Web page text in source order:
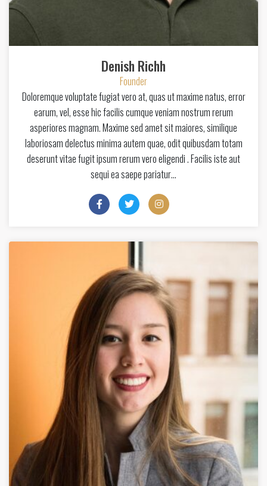
Denish Richh
Founder
Doloremque voluptate fugiat vero at, quas ut maxime natus, error
earum, vel, esse hic facilis cumque veniam nostrum rerum
asperiores magnam. Maxime sed amet sit maiores, similique
laboriosam delectus minima autem quae, odit quibusdam totam
deserunt vitae fugit ipsum rerum vero eligendi . Facilis iste aut
sequi ea saepe pariatur…